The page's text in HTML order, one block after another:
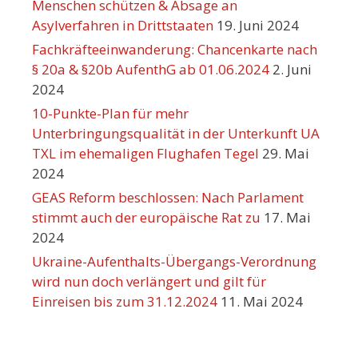
Menschen schützen & Absage an
Asylverfahren in Drittstaaten 19. Juni 2024
Fachkräfteeinwanderung: Chancenkarte nach
§ 20a & §20b AufenthG ab 01.06.2024 2. Juni
2024
10-Punkte-Plan für mehr
Unterbringungsqualität in der Unterkunft UA
TXL im ehemaligen Flughafen Tegel 29. Mai
2024
GEAS Reform beschlossen: Nach Parlament
stimmt auch der europäische Rat zu 17. Mai
2024
Ukraine-Aufenthalts-Übergangs-Verordnung
wird nun doch verlängert und gilt für
Einreisen bis zum 31.12.2024 11. Mai 2024